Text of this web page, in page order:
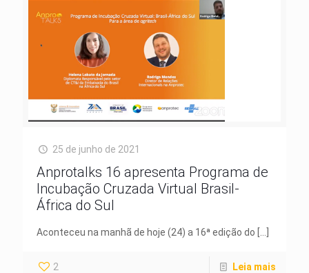
25 de junho de 2021
Anprotalks 16 apresenta Programa de
Incubação Cruzada Virtual Brasil-
África do Sul
Aconteceu na manhã de hoje (24) a 16ª edição do
2 Leia mais